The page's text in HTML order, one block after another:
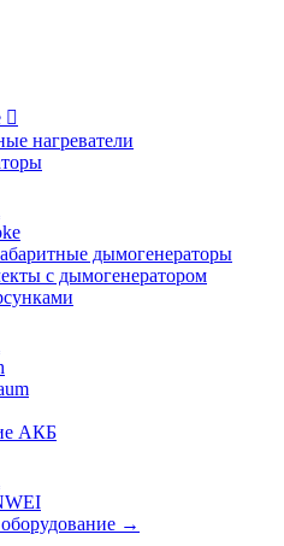

нагреватели
дымогенераторы
с дымогенератором
АКБ
→